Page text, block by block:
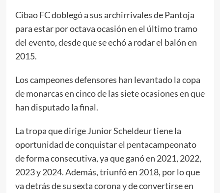
Cibao FC doblegó a sus archirrivales de Pantoja
para estar por octava ocasión en el último tramo
del evento, desde que se echó a rodar el balón en
2015.
Los campeones defensores han levantado la copa
de monarcas en cinco de las siete ocasiones en que
han disputado la final.
La tropa que dirige Junior Scheldeur tiene la
oportunidad de conquistar el pentacampeonato
de forma consecutiva, ya que ganó en 2021, 2022,
2023 y 2024. Además, triunfó en 2018, por lo que
va detrás de su sexta corona y de convertirse en